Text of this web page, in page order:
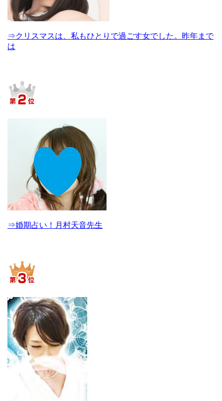
⇒クリスマスは、私もひとりで過ごす女でした。昨年まで
は
⇒婚期占い！月村天音先生